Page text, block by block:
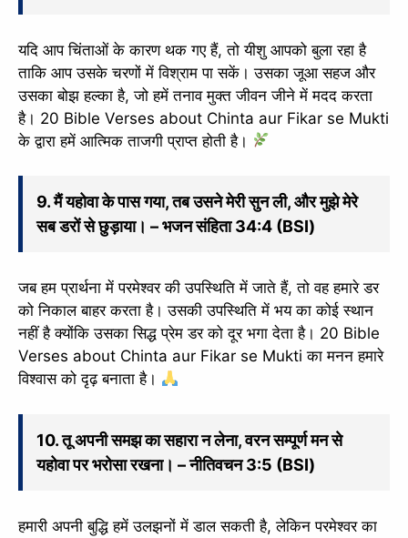
यदि आप चिंताओं के कारण थक गए हैं, तो यीशु आपको बुला रहा है
ताकि आप उसके चरणों में विश्राम पा सकें। उसका जूआ सहज और
उसका बोझ हल्का है, जो हमें तनाव मुक्त जीवन जीने में मदद करता
है। 20 Bible Verses about Chinta aur Fikar se Mukti
के द्वारा हमें आत्मिक ताजगी प्राप्त होती है।
9. मैं यहोवा के पास गया, तब उसने मेरी सुन ली, और मुझे मेरे
सब डरों से छुड़ाया। – भजन संहिता 34:4 (BSI)
जब हम प्रार्थना में परमेश्वर की उपस्थिति में जाते हैं, तो वह हमारे डर
को निकाल बाहर करता है। उसकी उपस्थिति में भय का कोई स्थान
नहीं है क्योंकि उसका सिद्ध प्रेम डर को दूर भगा देता है। 20 Bible
Verses about Chinta aur Fikar se Mukti का मनन हमारे
विश्वास को दृढ़ बनाता है।
10. तू अपनी समझ का सहारा न लेना, वरन सम्पूर्ण मन से
यहोवा पर भरोसा रखना। – नीतिवचन 3:5 (BSI)
हमारी अपनी बुद्धि हमें उलझनों में डाल सकती है, लेकिन परमेश्वर का